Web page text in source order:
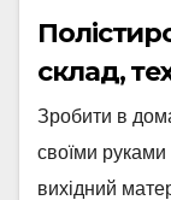
склад,
Зробити в
своїми руками
вихідний